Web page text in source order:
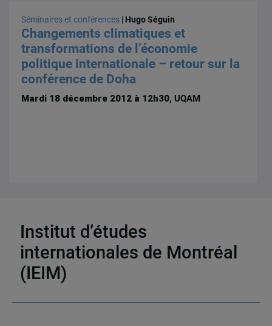
Séminaires et conférences | Hugo Séguin
Changements climatiques et
transformations de l’économie
politique internationale – retour sur la
conférence de Doha
Mardi 18 décembre 2012 à 12h30, UQAM
3 résultats
Institut d’études
internationales de Montréal
(IEIM)